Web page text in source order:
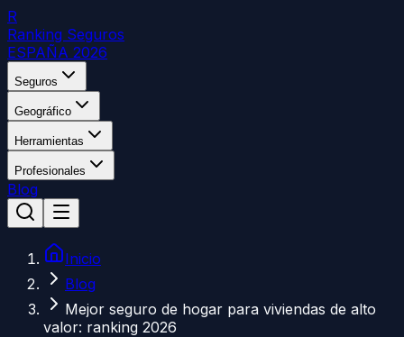
R
Ranking Seguros
ESPAÑA 2026
Seguros
Geográfico
Herramientas
Profesionales
Blog
Inicio
Blog
Mejor seguro de hogar para viviendas de alto
valor: ranking 2026